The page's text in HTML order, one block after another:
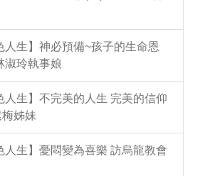
人生】神必預備~孩子的生命恩
淑玲執事娘
人生】不完美的人生 完美的信仰
姊妹
人生】憂悶變為喜樂 訪烏龍教會